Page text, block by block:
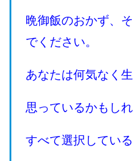
晩御飯のおかず、
でください。
あなたは何気なく
思っているかもし
すべて選択している